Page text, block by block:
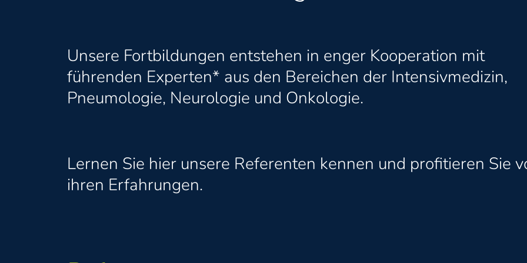
Unsere Fortbildungen entstehen in enger Kooperation mit
führenden Experten* aus den Bereichen der Intensivmedizin,
Pneumologie, Neurologie und Onkologie.
Lernen Sie hier unsere Referenten kennen und profitieren Sie
ihren Erfahrungen.